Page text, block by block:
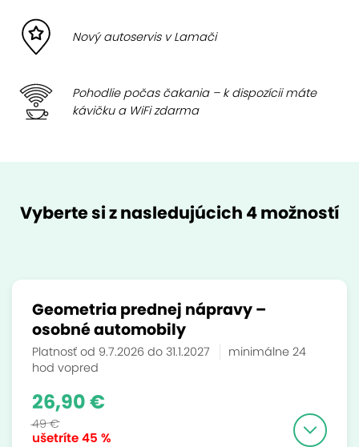
Nový autoservis v Lamači
Pohodlie počas čakania – k dispozícii máte
kávičku a WiFi zdarma
Vyberte si z nasledujúcich 4 možností
Geometria prednej nápravy –
osobné automobily
Platnosť od 9.7.2026 do 31.1.2027
minimálne 24
hod vopred
ušetríte45 %
26,90 €
49 €